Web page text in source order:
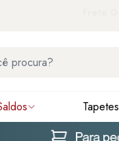
Tapetes